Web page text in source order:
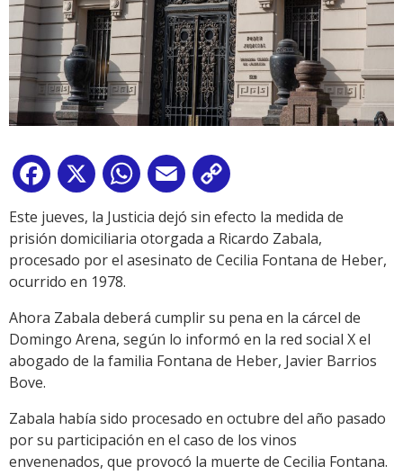
Facebook
X WhatsApp
Email
Link
Este jueves, la Justicia dejó sin efecto la medida de
prisión domiciliaria otorgada a Ricardo Zabala,
procesado por el asesinato de Cecilia Fontana de Heber,
ocurrido en 1978.
Ahora Zabala deberá cumplir su pena en la cárcel de
Domingo Arena, según lo informó en la red social X el
abogado de la familia Fontana de Heber, Javier Barrios
Bove.
Zabala había sido procesado en octubre del año pasado
por su participación en el caso de los vinos
envenenados, que provocó la muerte de Cecilia Fontana.